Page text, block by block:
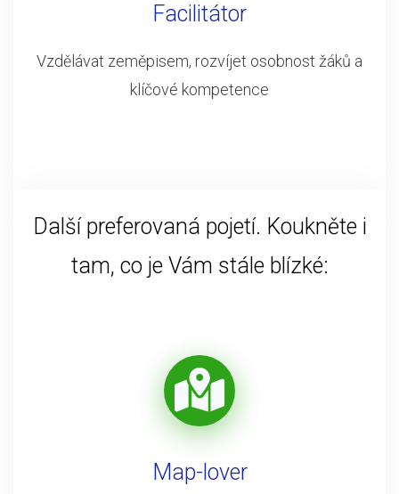
Facilitátor
Vzdělávat zeměpisem, rozvíjet osobnost žáků a
klíčové kompetence
Další preferovaná pojetí. Koukněte i
tam, co je Vám stále blízké:
Map-lover